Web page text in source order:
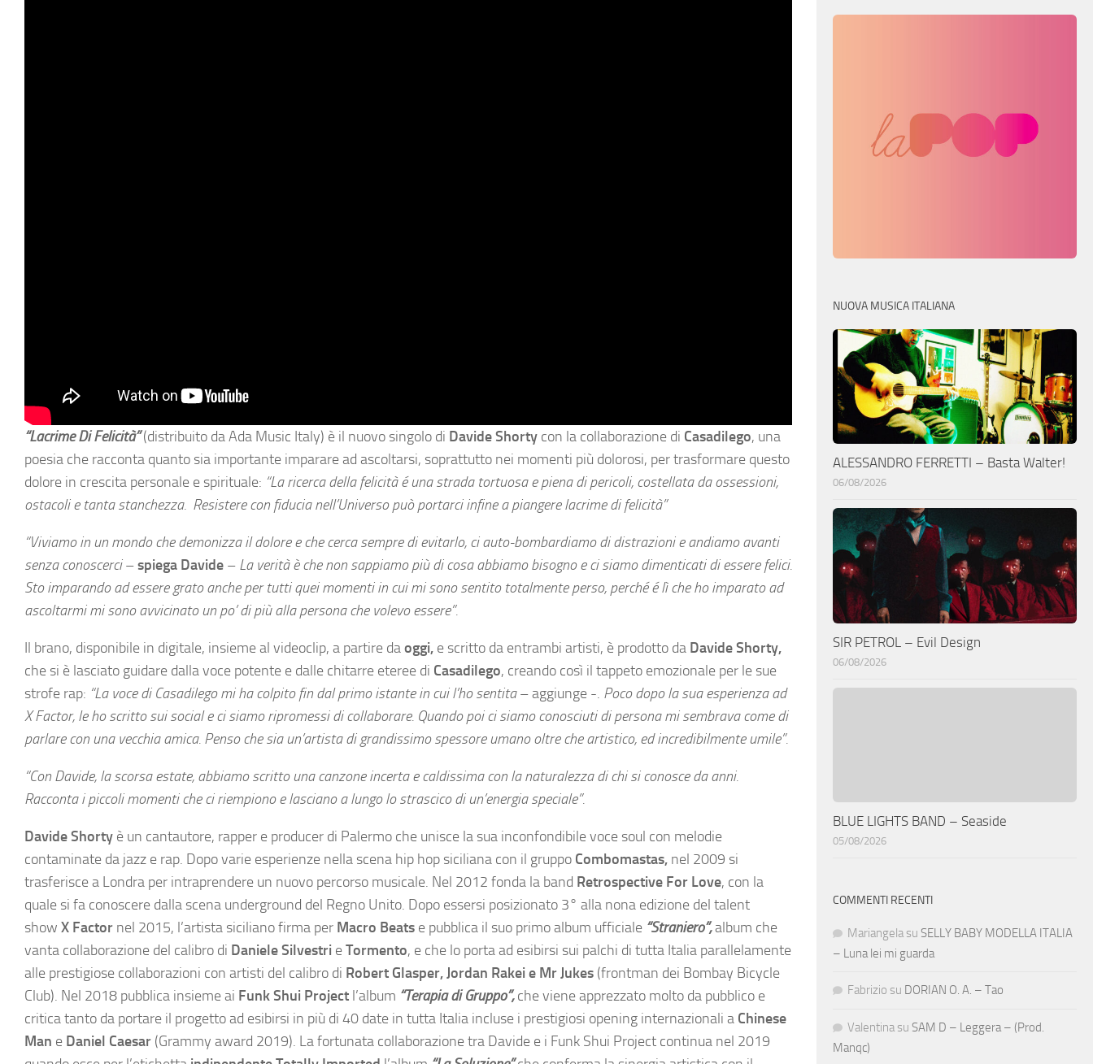
“Lacrime Di Felicità”(distribuito da Ada Music Italy) è il nuovo singolo di Davide Shorty con la collaborazione di Casadilego, una
poesia che racconta quanto sia importante imparare ad ascoltarsi, soprattutto nei momenti più dolorosi, per trasformare questo
dolore in crescita personale e spirituale: “La ricerca della felicità é una strada tortuosa e piena di pericoli, costellata da ossessioni,
ostacoli e tanta stanchezza. Resistere con fiducia nell’Universo può portarci infine a piangere lacrime di felicità”
“Viviamo in un mondo che demonizza il dolore e che cerca sempre di evitarlo, ci auto-bombardiamo di distrazioni e andiamo avanti
senza conoscerci–spiega Davide – La verità è che non sappiamo più di cosa abbiamo bisogno e ci siamo dimenticati di essere felici.
Sto imparando ad essere grato anche per tutti quei momenti in cui mi sono sentito totalmente perso, perché é lì che ho imparato ad
ascoltarmi mi sono avvicinato un po’ di più alla persona che volevo essere”.
Il brano, disponibile in digitale, insieme al videoclip, a partire daoggi, e scritto da entrambi artisti, è prodotto da Davide Shorty,
che si è lasciato guidare dalla voce potente e dalle chitarre eteree di Casadilego, creando così il tappeto emozionale per le sue
strofe rap: “La voce di Casadilego mi ha colpito fin dal primo istante in cui l’ho sentita– aggiunge -. Poco dopo la sua esperienza ad
X Factor, le ho scritto sui social e ci siamo ripromessi di collaborare. Quando poi ci siamo conosciuti di persona mi sembrava come di
parlare con una vecchia amica. Penso che sia un’artista di grandissimo spessore umano oltre che artistico, ed incredibilmente umile”.
“Con Davide, la scorsa estate, abbiamo scritto una canzone incerta e caldissima con la naturalezza di chi si conosce da anni.
Racconta i piccoli momenti che ci riempiono e lasciano a lungo lo strascico di un’energia speciale”.
Davide Shorty è un cantautore, rapper e producer di Palermo che unisce la sua inconfondibile voce soul con melodie
contaminate da jazz e rap. Dopo varie esperienze nella scena hip hop siciliana con il gruppo Combomastas, nel 2009 si
trasferisce a Londra per intraprendere un nuovo percorso musicale. Nel 2012 fonda la band Retrospective For Love, con la
quale si fa conoscere dalla scena underground del Regno Unito. Dopo essersi posizionato 3° alla nona edizione del talent
show X Factor nel 2015, l’artista siciliano firma per Macro Beats e pubblica il suo primo album ufficiale “Straniero”,album che
vanta collaborazione del calibro di Daniele Silvestri eTormento, e che lo porta ad esibirsi sui palchi di tutta Italia parallelamente
alle prestigiose collaborazioni con artisti del calibro di Robert Glasper, Jordan Rakei e Mr Jukes (frontman dei Bombay Bicycle
Club). Nel 2018 pubblica insieme ai Funk Shui Project l’album “Terapia di Gruppo”,che viene apprezzato molto da pubblico e
critica tanto da portare il progetto ad esibirsi in più di 40 date in tutta Italia incluse i prestigiosi opening internazionali a Chinese
Man e Daniel Caesar (Grammy award 2019). La fortunata collaborazione tra Davide e i Funk Shui Project continua nel 2019
NUOVA MUSICA ITALIANA
ALESSANDRO FERRETTI – Basta Walter!
06/08/2026
SIR PETROL – Evil Design
06/08/2026
BLUE LIGHTS BAND – Seaside
05/08/2026
COMMENTI RECENTI
Mariangela su SELLY BABY MODELLA ITALIA
– Luna lei mi guarda
Fabrizio su DORIAN O. A. – Tao
Valentina su SAM D – Leggera – (Prod.
Manqc)